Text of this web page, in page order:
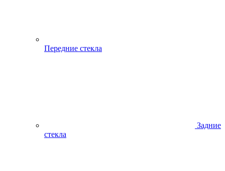
Передние стекла
Задние
стекла